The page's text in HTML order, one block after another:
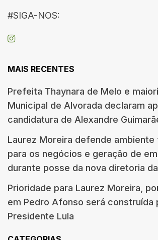
#SIGA-NOS:
MAIS RECENTES
Prefeita Thaynara de Melo e
Municipal de Alvorada declaram
candidatura de Alexandre
Laurez Moreira defende ambiente
para os negócios e geração de
durante posse da nova diretoria
Prioridade para Laurez Moreira,
em Pedro Afonso será construída
Presidente Lula